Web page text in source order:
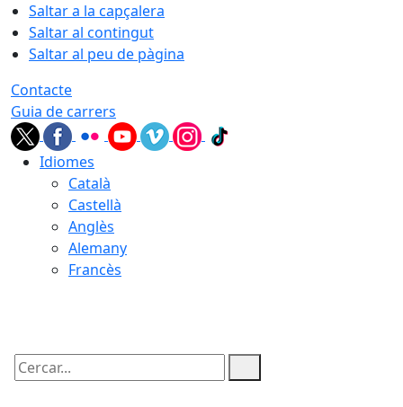
Saltar a la capçalera
Saltar al contingut
Saltar al peu de pàgina
Contacte
Guia de carrers
Idiomes
Català
Castellà
Anglès
Alemany
Francès
Cercar: